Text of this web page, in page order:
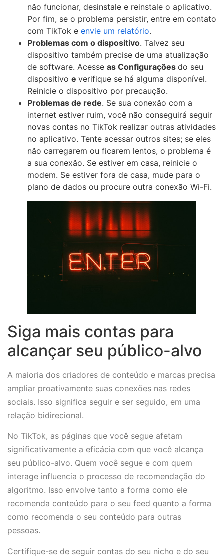
não funcionar, desinstale e reinstale o aplicativo.
Por fim, se o problema persistir, entre em contato
com TikTok e envie um relatório.
Problemas com o dispositivo. Talvez seu
dispositivo também precise de uma atualização
de software. Acesse as Configurações do seu
dispositivo e verifique se há alguma disponível.
Reinicie o dispositivo por precaução.
Problemas de rede. Se sua conexão com a
internet estiver ruim, você não conseguirá seguir
novas contas no TikTok realizar outras atividades
no aplicativo. Tente acessar outros sites; se eles
não carregarem ou ficarem lentos, o problema é
a sua conexão. Se estiver em casa, reinicie o
modem. Se estiver fora de casa, mude para o
plano de dados ou procure outra conexão Wi-Fi.
Siga mais contas para
alcançar seu público-alvo
A maioria dos criadores de conteúdo e marcas precisa
ampliar proativamente suas conexões nas redes
sociais. Isso significa seguir e ser seguido, em uma
relação bidirecional.
No TikTok, as páginas que você segue afetam
significativamente a eficácia com que você alcança
seu público-alvo. Quem você segue e com quem
interage influencia o processo de recomendação do
algoritmo. Isso envolve tanto a forma como ele
recomenda conteúdo para o seu feed quanto a forma
como recomenda o seu conteúdo para outras
pessoas.
Certifique-se de seguir contas do seu nicho e do seu